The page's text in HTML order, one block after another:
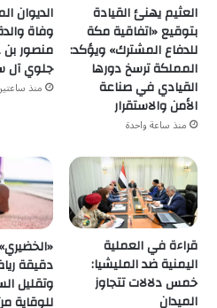
العثيم يهنئ القيادة
بتوقيع «اتفاقية مكة
للدفاع المشترك» ويؤكد:
المملكة ترسخ دورها
القيادي في صناعة
الأمن والاستقرار
منذ ساعة واحدة
الديوان
وفاة
منصور بن
جلوي آل
منذ
قراءة في العملية
اليمنية ضد المليشيا:
خمس دلالات تتجاوز
الميدان
دقيقة
وتقليل
للوقاية